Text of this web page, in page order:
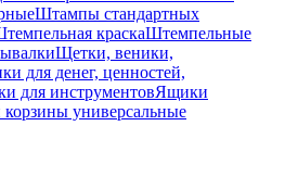
Штампы стандартных
краскаШтемпельные
Щетки, веники,
для денег, ценностей,
для инструментовЯщики
универсальные